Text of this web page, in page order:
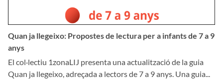
Quan ja llegeixo: Propostes de lectura per a infants de 7 a 9
anys
El col·lectiu 1zonaLIJ presenta una actualització de la guia
Quan ja llegeixo, adreçada a lectors de 7 a 9 anys. Una guia...